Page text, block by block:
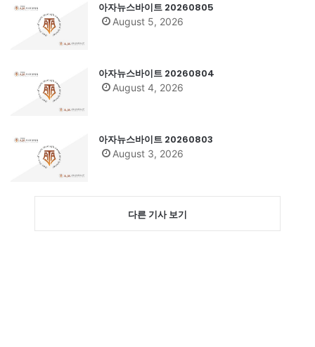
아자뉴스바이트 20260805
August 5, 2026
아자뉴스바이트 20260804
August 4, 2026
아자뉴스바이트 20260803
August 3, 2026
다른 기사 보기